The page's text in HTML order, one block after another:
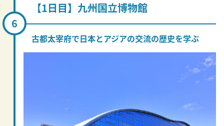
【1日目】九州国立博物館
古都太宰府で日本とアジアの交流の歴史を学ぶ